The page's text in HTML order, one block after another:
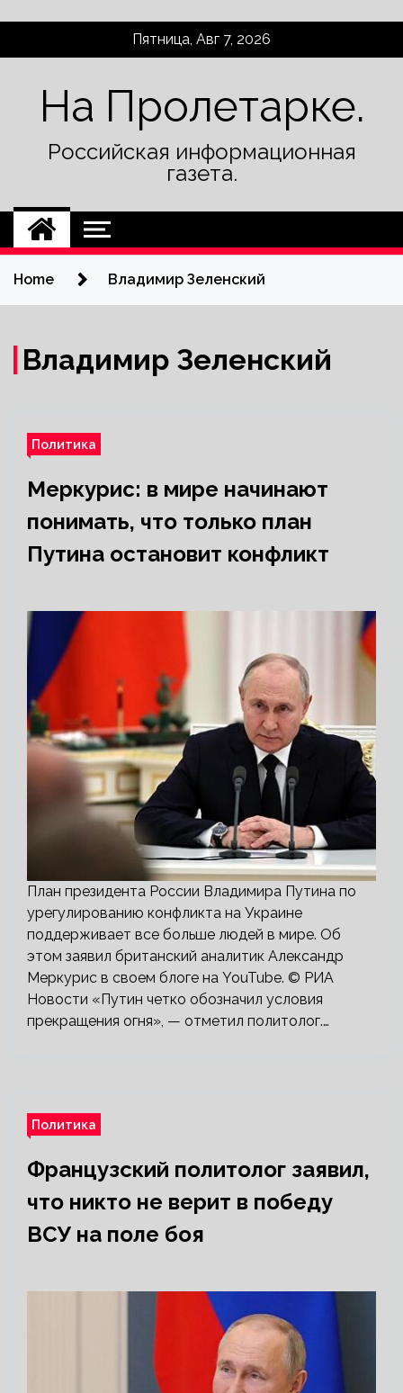
Пятница, Авг 7, 2026
На Пролетарке.
Российская информационная
газета.
Home Владимир Зеленский
Владимир Зеленский
Политика
Меркурис: в мире начинают
понимать, что только план
Путина остановит конфликт
План президента России Владимира Путина по
урегулированию конфликта на Украине
поддерживает все больше людей в мире. Об
этом заявил британский аналитик Александр
Меркурис в своем блоге на YouTube. © РИА
Новости «Путин четко обозначил условия
прекращения огня», — отметил политолог.…
Политика
Французский политолог заявил,
что никто не верит в победу
ВСУ на поле боя